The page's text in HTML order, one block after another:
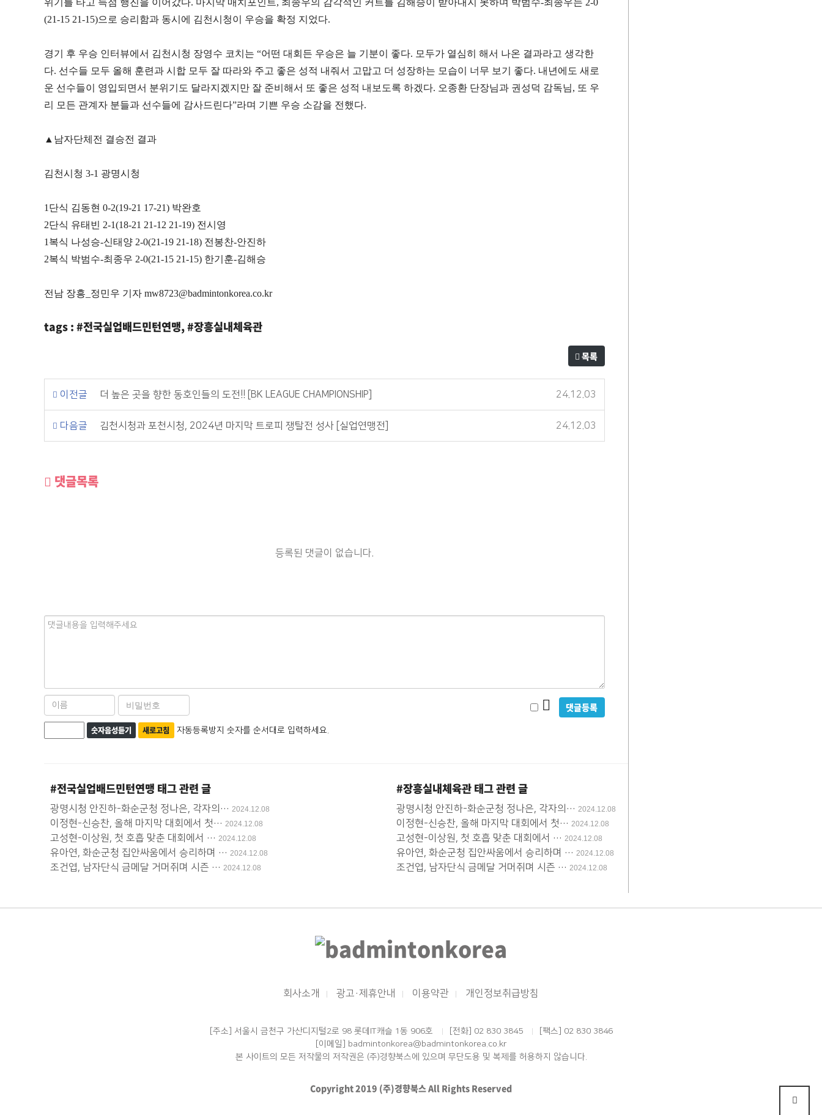
위기를 타고 득점 행진을 이어갔다. 마지막 매치포인트, 최종우의 감각적인 커트를 김해승이 받아내지 못하며 박범수-최종우는 2-0
(21-15 21-15)으로 승리함과 동시에 김천시청이 우승을 확정 지었다.
경기 후 우승 인터뷰에서 김천시청 장영수 코치는 “어떤 대회든 우승은 늘 기분이 좋다. 모두가 열심히 해서 나온 결과라고 생각한
다. 선수들 모두 올해 훈련과 시합 모두 잘 따라와 주고 좋은 성적 내줘서 고맙고 더 성장하는 모습이 너무 보기 좋다. 내년에도 새로
운 선수들이 영입되면서 분위기도 달라지겠지만 잘 준비해서 또 좋은 성적 내보도록 하겠다. 오종환 단장님과 권성덕 감독님, 또 우
리 모든 관계자 분들과 선수들에 감사드린다”라며 기쁜 우승 소감을 전했다.
▲ 남자단체전 결승전 결과
김천시청 3-1 광명시청
1 단식 김동현 0-2(19-21 17-21) 박완호
2단식 유태빈 2-1(18-21 21-12 21-19) 전시영
1 복식 나성승-신태양 2-0(21-19 21-18) 전봉찬-안진하
2복식 박범수-최종우 2-0(21-15 21-15) 한기훈-김해승
전남 장흥 정민우 기자 mw8723@badmintonkorea.co.kr
tags : #전국실업배드민턴연맹, #장흥실내체육관
목록
이전글 더 높은 곳을 향한 동호인들의 도전!! [BK LEAGUE CHAMPIONSHIP] 24.12.03
다음글 김천시청과 포천시청, 2024년 마지막 트로피 쟁탈전 성사 [실업연맹전] 24.12.03
댓글목록
등록된 댓글이 없습니다.
내
름
비
밀
번
록
방
지
숫자음성듣기 새로고침 자동등록방지 숫자를 순서대로 입력하세요.
비
#전국실업배드민턴연맹 태그 관련 글
광명시청 안진하-화순군청 정나은, 각자의… 2024.12.08
이정현-신승찬, 올해 마지막 대회에서 첫… 2024.12.08
고성현-이상원, 첫 호흡 맞춘 대회에서 … 2024.12.08
유아연, 화순군청 집안싸움에서 승리하며 … 2024.12.08
조건엽, 남자단식 금메달 거머쥐며 시즌 … 2024.12.08
#장흥실내체육관태그 관련 글
광명시청 안진하-화순군청 정나은, 각자의… 2024.12.08
이정현-신승찬, 올해 마지막 대회에서 첫… 2024.12.08
고성현-이상원, 첫 호흡 맞춘 대회에서 … 2024.12.08
유아연, 화순군청 집안싸움에서 승리하며 … 2024.12.08
조건엽, 남자단식 금메달 거머쥐며 시즌 … 2024.12.08
회사소개 광고·제휴안내 이용약관 개인정보취급방침
[주소] 서울시 금천구 가산디지털2로 98 롯데IT캐슬 1동 906호 [전화] 02 830 3845
[팩스] 02 830 3846
[이메일] badmintonkorea@badmintonkorea.co.kr
본 사이트의 모든 저작물의 저작권은 (주)경향북스에 있으며 무단도용 및 복제를 허용하지 않습니다.
Copyright 2019 (주)경향북스 All Rights Reserved
상